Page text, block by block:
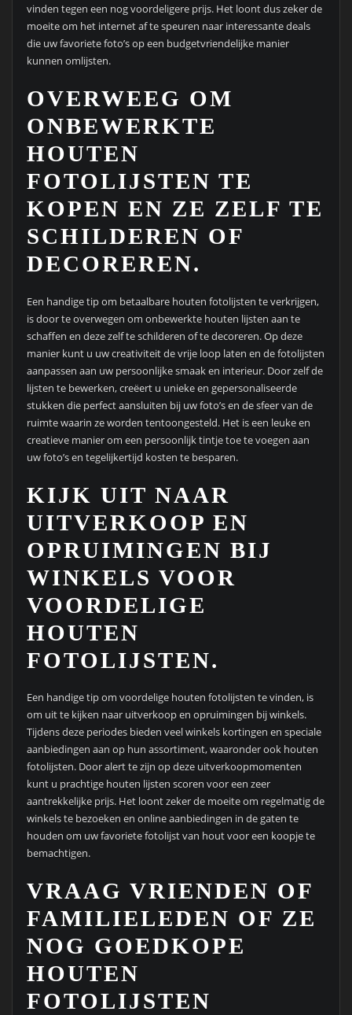
vinden tegen een nog voordeligere prijs. Het loont dus zeker de
moeite om het internet af te speuren naar interessante deals
die uw favoriete foto’s op een budgetvriendelijke manier
kunnen omlijsten.
OVERWEEG OM
ONBEWERKTE
HOUTEN
FOTOLIJSTEN TE
KOPEN EN ZE ZELF TE
SCHILDEREN OF
DECOREREN.
Een handige tip om betaalbare houten fotolijsten te verkrijgen,
is door te overwegen om onbewerkte houten lijsten aan te
schaffen en deze zelf te schilderen of te decoreren. Op deze
manier kunt u uw creativiteit de vrije loop laten en de fotolijsten
aanpassen aan uw persoonlijke smaak en interieur. Door zelf de
lijsten te bewerken, creëert u unieke en gepersonaliseerde
stukken die perfect aansluiten bij uw foto’s en de sfeer van de
ruimte waarin ze worden tentoongesteld. Het is een leuke en
creatieve manier om een persoonlijk tintje toe te voegen aan
uw foto’s en tegelijkertijd kosten te besparen.
KIJK UIT NAAR
UITVERKOOP EN
OPRUIMINGEN BIJ
WINKELS VOOR
VOORDELIGE
HOUTEN
FOTOLIJSTEN.
Een handige tip om voordelige houten fotolijsten te vinden, is
om uit te kijken naar uitverkoop en opruimingen bij winkels.
Tijdens deze periodes bieden veel winkels kortingen en speciale
aanbiedingen aan op hun assortiment, waaronder ook houten
fotolijsten. Door alert te zijn op deze uitverkoopmomenten
kunt u prachtige houten lijsten scoren voor een zeer
aantrekkelijke prijs. Het loont zeker de moeite om regelmatig de
winkels te bezoeken en online aanbiedingen in de gaten te
houden om uw favoriete fotolijst van hout voor een koopje te
bemachtigen.
VRAAG VRIENDEN OF
FAMILIELEDEN OF ZE
NOG GOEDKOPE
HOUTEN
FOTOLIJSTEN